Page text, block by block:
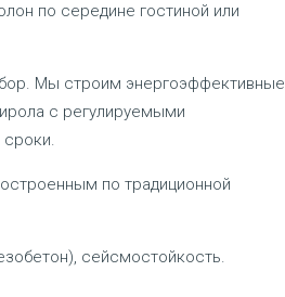
по середине гостиной или
Мы строим энергоэффективные
с регулируемыми
по традиционной
сейсмостойкость.